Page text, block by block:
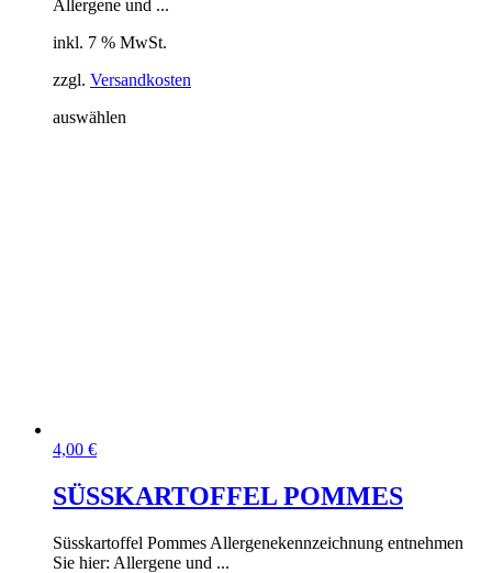
Allergene und ...
inkl. 7 % MwSt.
zzgl. Versandkosten
auswählen
4,00 €
SÜSSKARTOFFEL POMMES
Süsskartoffel Pommes Allergenekennzeichnung entnehmen
Sie hier: Allergene und ...